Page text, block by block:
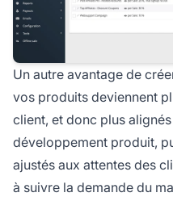
Un autre avantage de
vos produits deviennent
client, et donc plus
développement produit,
ajustés aux attentes des
à suivre la demande du